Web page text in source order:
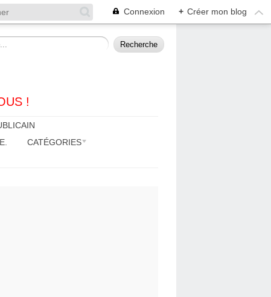
Connexion + Créer mon blog
!
CATÉGORIES